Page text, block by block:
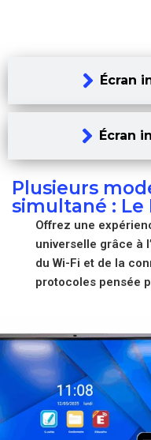
Écran
Écran
Plusieurs
simultané : Le
Offrez une
universelle grâce à
du Wi-Fi et de la
protocoles pensée